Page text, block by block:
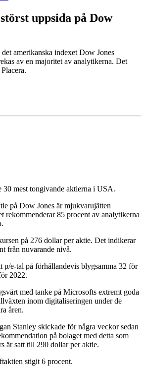
uppsida på Dow
amerikanska indexet Dow Jones
av en majoritet av analytikerna. Det
30 mest tongivande aktierna i USA.
på Dow Jones är mjukvarujätten
rekommenderar 85 procent av analytikerna
på 276 dollar per aktie. Det indikerar
från nuvarande nivå.
p/e-tal på förhållandevis blygsamma 32 för
2022.
med tanke på Microsofts extremt goda
inom digitaliseringen under de
åren.
Stanley skickade för några veckor sedan
på bolaget med detta som
är satt till 290 dollar per aktie.
stigit 6 procent.